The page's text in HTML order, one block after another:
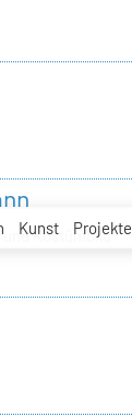
Kunst Projekte
Kostümbild